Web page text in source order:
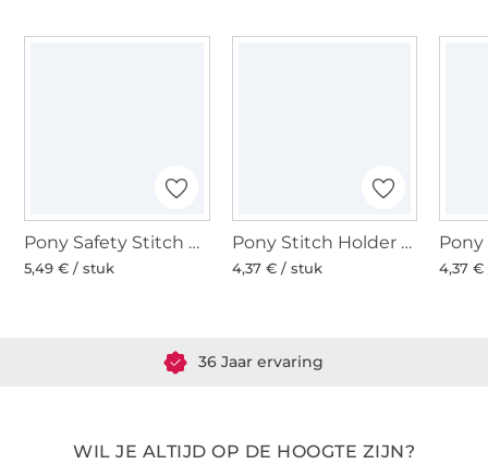
Pony Safety Stitch markers 15 pcs.
5,49 € / stuk
Pony Stitch Holder 3 pcs.
4,37 € / stuk 4,37
36 Jaar ervaring
WIL JE ALTIJD OP DE HOOGTE ZIJN?